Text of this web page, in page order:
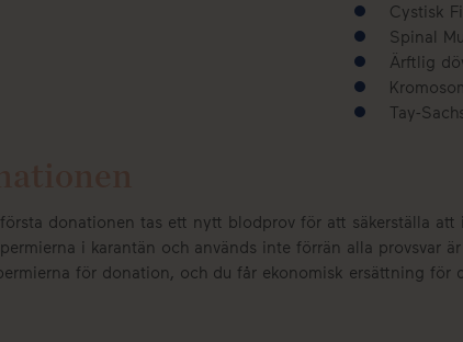
Cystisk
Spinal
Ärftlig
Tay-
donationen tas ett nytt blodprov för att säkerställa
i karantän och används inte förrän alla provsvar
för donation, och du får ekonomisk ersättning för